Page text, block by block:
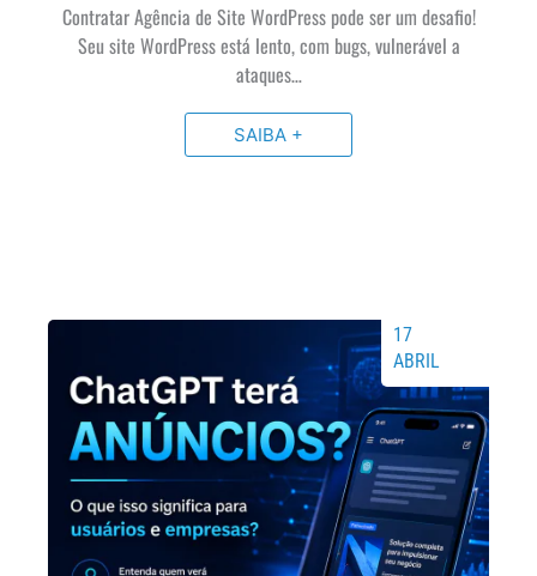
Contratar Agência de Site WordPress pode ser um desafio!
Seu site WordPress está lento, com bugs, vulnerável a
ataques…
SAIBA +
17
ABRIL